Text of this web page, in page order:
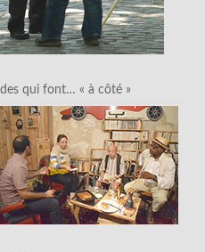
des qui font… « à côté »